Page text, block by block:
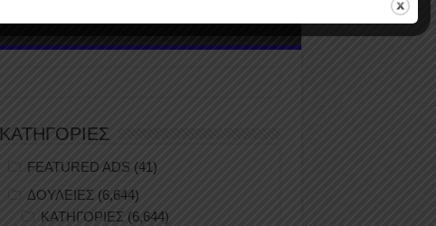
ΚΑΤΗΓΟΡΙΕΣ
FEATURED ADS (41)
ΔΟΥΛΕΙΕΣ (6,644)
ΚΑΤΗΓΟΡΙΕΣ (6,644)